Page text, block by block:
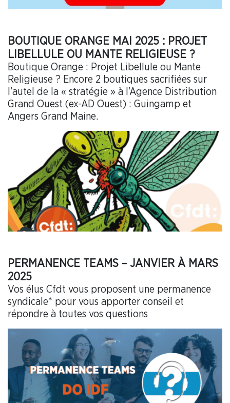
BOUTIQUE ORANGE MAI 2025 : PROJET
LIBELLULE OU MANTE RELIGIEUSE ?
Boutique Orange : Projet Libellule ou Mante
Religieuse ? Encore 2 boutiques sacrifiées sur
l’autel de la « stratégie » à l’Agence Distribution
Grand Ouest (ex-AD Ouest) : Guingamp et
Angers Grand Maine.
PERMANENCE TEAMS – JANVIER À MARS
2025
Vos élus Cfdt vous proposent une permanence
syndicale* pour vous apporter conseil et
répondre à toutes vos questions